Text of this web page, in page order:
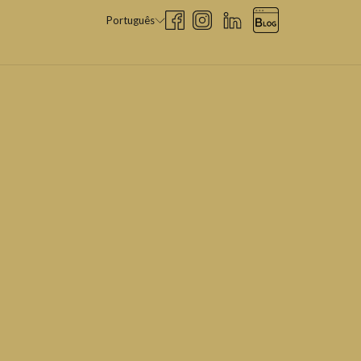
Português